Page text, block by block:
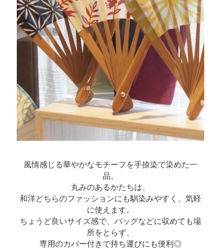
風情感じる華やかなモチーフを手捺染で染めた一
品。
丸みのあるかたちは、
和洋どちらのファッションにも馴染みやすく、気軽
に使えます。
ちょうど良いサイズ感で、バッグなどに収めても場
所をとらず、
専用のカバー付きで持ち運びにも便利◎